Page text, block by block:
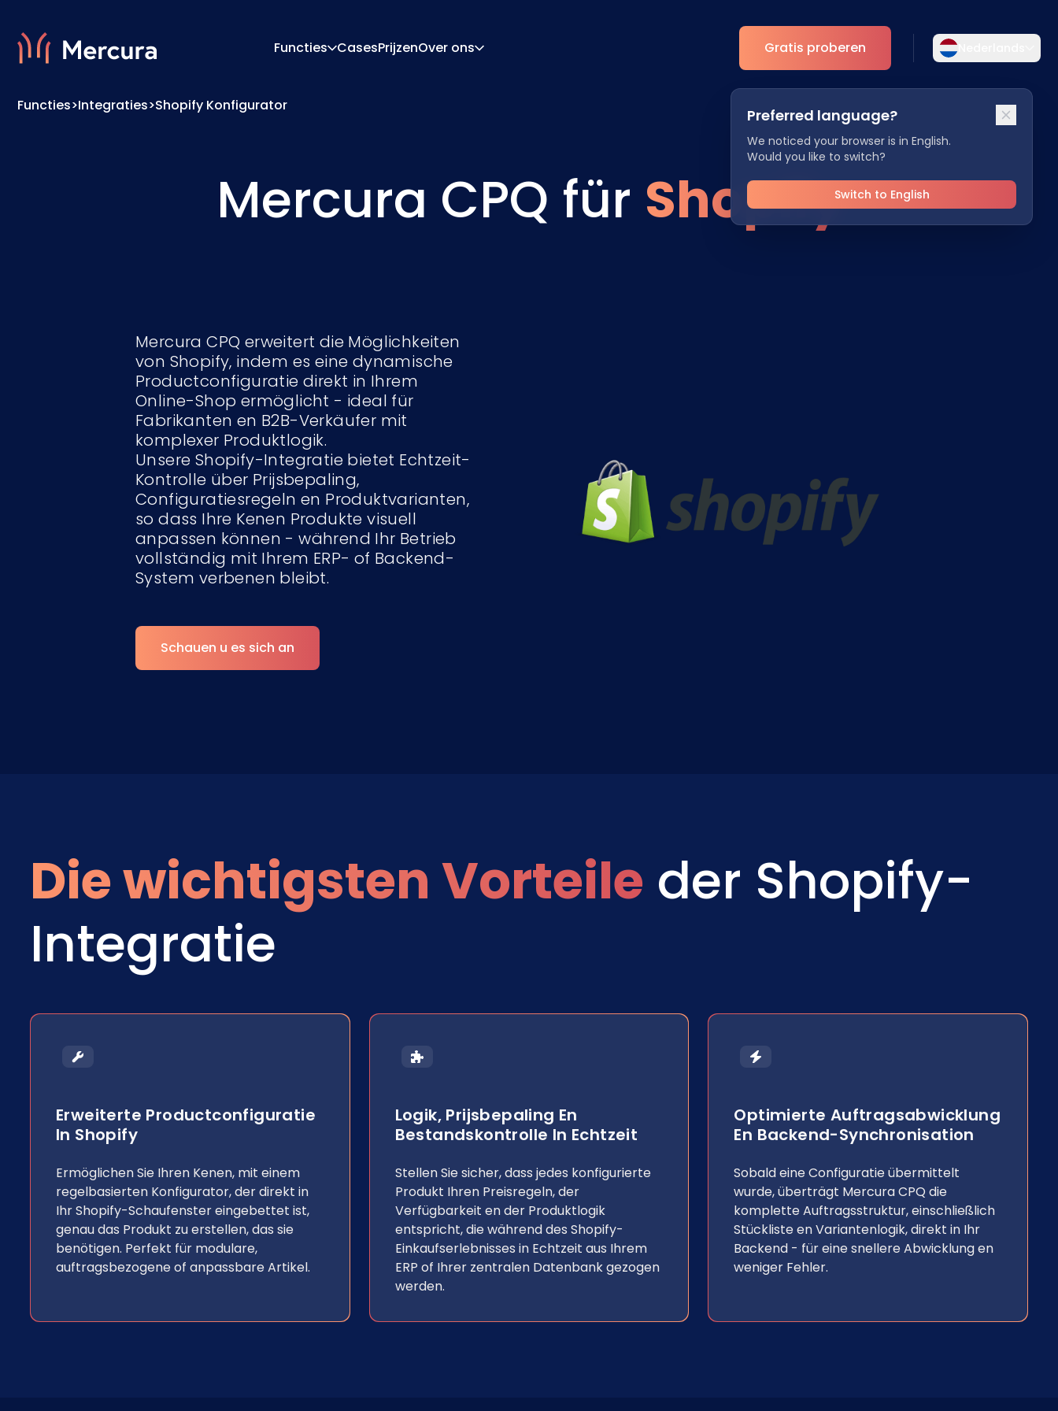
Functies
Analytics
CasesPrijzenOver ons
Contact Partners
Preferred language?
We noticed your browser is in English.
Would you like to switch?
Switch to English
Gratis proberen
Kies uw voorkeurstaal voor een meer
persoonlijke ervaring.
English Deutsch
Español Dansk
Functies>Integraties>Shopify Konfigurator
Mercura CPQ für Shopify
Mercura CPQ erweitert die Möglichkeiten
von Shopify, indem es eine dynamische
Productconfiguratie direkt in Ihrem
Online-Shop ermöglicht - ideal für
Fabrikanten en B2B-Verkäufer mit
komplexer Produktlogik.
Unsere Shopify-Integratie bietet Echtzeit-
Kontrolle über Prijsbepaling,
Configuratiesregeln en Produktvarianten,
so dass Ihre Kenen Produkte visuell
anpassen können - während Ihr Betrieb
vollständig mit Ihrem ERP- of Backend-
System verbenen bleibt.
Schauen u es sich an
Die wichtigsten Vorteile der Shopify-
Integratie
Erweiterte Productconfiguratie
In Shopify
Ermöglichen Sie Ihren Kenen, mit einem
regelbasierten Konfigurator, der direkt in
Ihr Shopify-Schaufenster eingebettet ist,
genau das Produkt zu erstellen, das sie
benötigen. Perfekt für modulare,
auftragsbezogene of anpassbare Artikel.
Logik, Prijsbepaling En
Bestandskontrolle In Echtzeit
Stellen Sie sicher, dass jedes konfigurierte
Produkt Ihren Preisregeln, der
Verfügbarkeit en der Produktlogik
entspricht, die während des Shopify-
Einkaufserlebnisses in Echtzeit aus Ihrem
ERP of Ihrer zentralen Datenbank gezogen
werden.
Optimierte Auftragsabwicklung
En Backend-Synchronisation
Sobald eine Configuratie übermittelt
wurde, überträgt Mercura CPQ die
komplette Auftragsstruktur, einschließlich
Stückliste en Variantenlogik, direkt in Ihr
Backend - für eine snellere Abwicklung en
weniger Fehler.